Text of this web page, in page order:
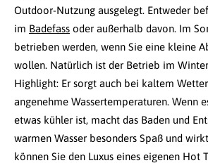
Outdoor-Nutzung ausgelegt. Entweder
im Badefass oder außerhalb davon. Im
betrieben werden, wenn Sie eine kleine
wollen. Natürlich ist der Betrieb im
Highlight: Er sorgt auch bei kaltem
angenehme Wassertemperaturen. Wenn
etwas kühler ist, macht das Baden und
warmen Wasser besonders Spaß und
können Sie den Luxus eines eigenen Hot